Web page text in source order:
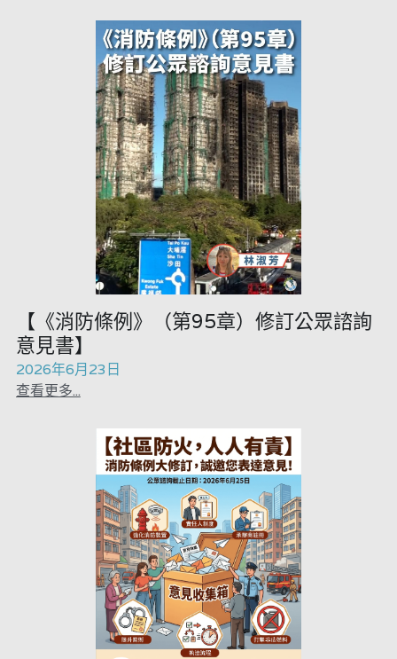
大衛sir專欄
曾子晴 - 晴深直說
龔靜儀大律師專欄
陳貴春大律師專欄
陳子遷律師專欄
羅浚軒專欄
溫志倫專欄
汪明欣專欄
張美雄專欄
莊豪鋒專欄
香港科技專上書院｜專欄
【《消防條例》（第95章）修訂公眾諮詢
意見書】
2026年6月23日
查看更多...
醫院口岸爆炸案
馮煒光專欄
反華推手懶人包
反華推手起底
美西霸凌內幕
真相直擊
民主派騙案十式
陳貴春大律師專欄
極端暴恐實錄
黃萬成專欄
支聯會案
宏福火災正視聽
正本清源 • 黎智英案